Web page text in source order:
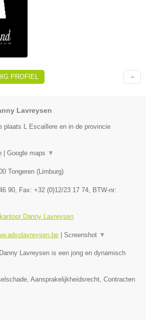
PROFIEL
Lavreysen
plaats L Escaillere en in de provincie
Google maps ▼
Tongeren (Limburg)
90, Fax: +32 (0)12/23 17 74, BTW-nr:
Danny Lavreysen
Screenshot ▼
Lavreysen is een jong en dynamisch
Aansprakelijkheidsrecht, Contracten